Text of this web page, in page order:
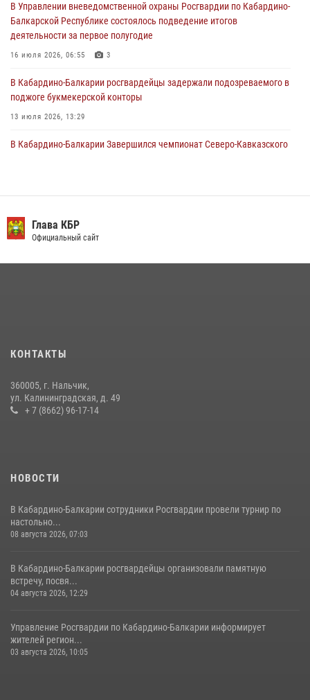
Состоялась рабочая встреча директора Росгвардии Героя России
генерала армии Виктора Золотова с заместителем полномочного
представителя Президента Российской Федерации в Северо-
Кавказском федеральном округе Виталием Кузнецовым
В Управлении вневедомственной охраны Росгвардии по Кабардино-
Балкарской Республике состоялось подведение итогов
деятельности за первое полугодие
16 июля 2026, 06:55 3
В Кабардино-Балкарии росгвардейцы задержали подозреваемого в
поджоге букмекерской конторы
13 июля 2026, 13:29
В Кабардино-Балкарии Завершился чемпионат Северо-Кавказского
округе Росгвардии
09 июля 2026, 08:36
В Кабардино-Балкарии при силовой поддержке Росгвардии изъяты
оружие и наркотические средства
Глава КБР
Официальный сайт
КОНТАКТЫ
360005, г. Нальчик,
ул. Калининградская, д. 49
+ 7 (8662) 96-17-14
НОВОСТИ
В Кабардино-Балкарии сотрудники Росгвардии провели турнир по
настольно...
08 августа 2026, 07:03
В Кабардино-Балкарии росгвардейцы организовали памятную
встречу, посвя...
04 августа 2026, 12:29
Управление Росгвардии по Кабардино-Балкарии информирует
жителей регион...
03 августа 2026, 10:05